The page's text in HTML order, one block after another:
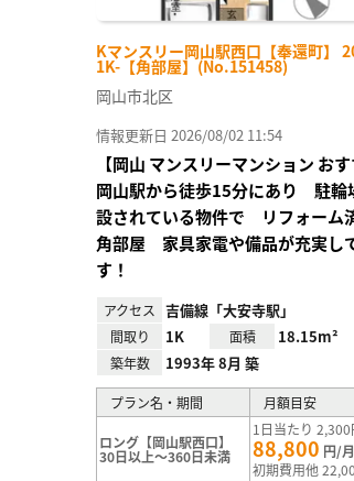
Kマンスリー岡山駅西口【奉還町】
1K-【角部屋】(No.151458)
岡山市北区
情報更新日 2026/08/02 11:54
【岡山 マンスリーマンション おす
岡山駅から徒歩15分にあり 駐輪
設されている物件で リフォーム
角部屋 家具家電や備品が充実し
す！
アクセス 吉備線「大安寺駅」
間取り 1K 面積 18.15m²
築年数 1993年 8月 築
プラン名・期間 月額目安
ロング【岡山駅西口】
30日以上～360日未満
1日当たり
88,800 円/
初期費用他